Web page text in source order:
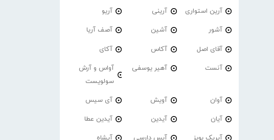
آرین استواری آرینی آریو
آشور آشین آصف آریا
آقای اصل آکاس آکای
آنست آهیر یوسفی
آواس و آرش
سولویست
آوان آویش آی سیس
آیان آیدین آیدین عطا
آیریک بویز آیس دارسی آیشاه